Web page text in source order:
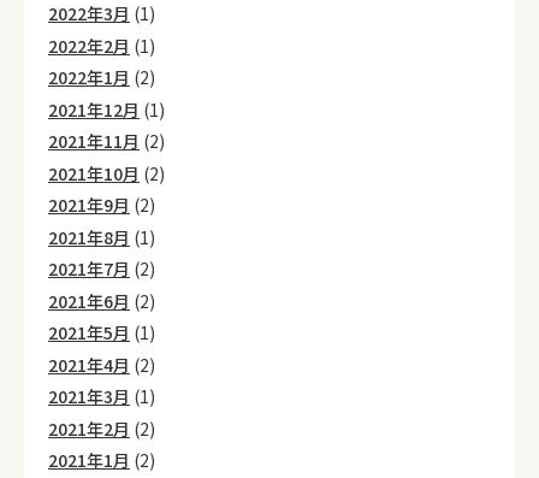
2022年3月 (1)
2022年2月 (1)
2022年1月 (2)
2021年12月 (1)
2021年11月 (2)
2021年10月 (2)
2021年9月 (2)
2021年8月 (1)
2021年7月 (2)
2021年6月 (2)
2021年5月 (1)
2021年4月 (2)
2021年3月 (1)
2021年2月 (2)
2021年1月 (2)